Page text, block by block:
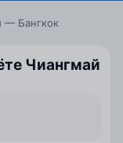
— Бангкок
Чиангмай